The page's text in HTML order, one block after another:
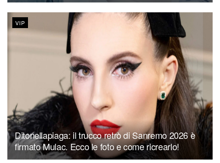
VIP
Ditonellapiaga: il trucco retrò di Sanremo 2026 è
firmato Mulac. Ecco le foto e come ricrearlo!